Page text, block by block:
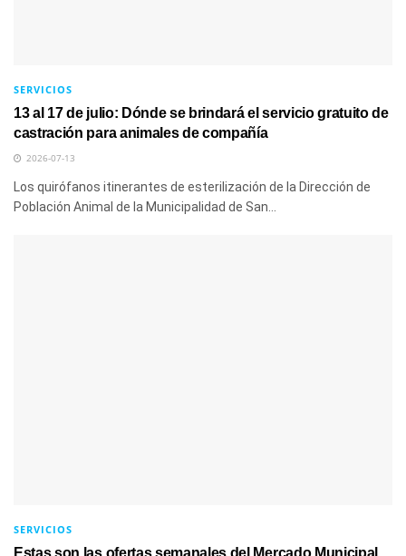
SERVICIOS
13 al 17 de julio: Dónde se brindará el servicio gratuito de
castración para animales de compañía
2026-07-13
Los quirófanos itinerantes de esterilización de la Dirección de
Población Animal de la Municipalidad de San...
SERVICIOS